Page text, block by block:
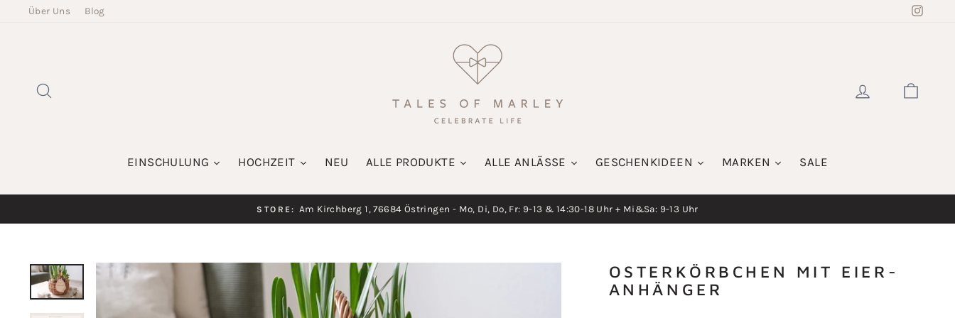
DirektÜber Uns Blog
EINSCHULUNG HOCHZEIT NEU ALLE PRODUKTE ALLE ANLÄSSE GESCHENKIDEEN MARKEN SALE
STORE: Am Kirchberg 1, 76684 Östringen - Mo, Di, Do, Fr: 9-13 & 14:30-18 Uhr + Mi&Sa: 9-13 Uhr
OSTERKÖRBCHEN MIT EIER-
ANHÄNGER